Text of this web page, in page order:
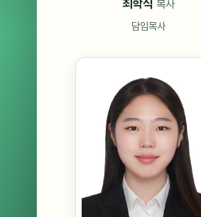
최학식 목사
담임목사